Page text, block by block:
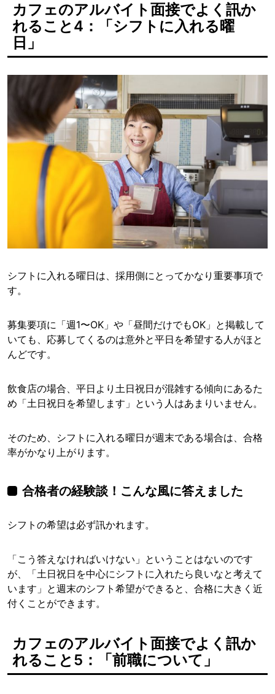
カフェのアルバイト面接でよく訊か
れること4：「シフトに入れる曜
日」
シフトに入れる曜日は、採用側にとってかなり重要事項で
す。
募集要項に「週1〜OK」や「昼間だけでもOK」と掲載して
いても、応募してくるのは意外と平日を希望する人がほと
んどです。
飲食店の場合、平日より土日祝日が混雑する傾向にあるた
め「土日祝日を希望します」という人はあまりいません。
そのため、シフトに入れる曜日が週末である場合は、合格
率がかなり上がります。
合格者の経験談！こんな風に答えました
シフトの希望は必ず訊かれます。
「こう答えなければいけない」ということはないのです
が、「土日祝日を中心にシフトに入れたら良いなと考えて
います」と週末のシフト希望ができると、合格に大きく近
付くことができます。
カフェのアルバイト面接でよく訊か
れること5：「前職について」